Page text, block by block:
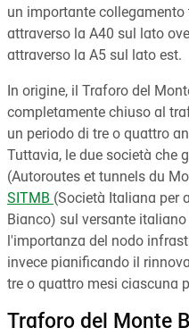
un importante collegamento
attraverso la A40 sul lato
attraverso la A5 sul lato est.
In origine, il Traforo del
completamente chiuso al
un periodo di tre o quattro
Tuttavia, le due società che
(Autoroutes et tunnels du
SITMB (Società Italiana per
Bianco) sul versante
l'importanza del nodo
invece pianificando il
tre o quattro mesi ciascuna
Traforo del Monte